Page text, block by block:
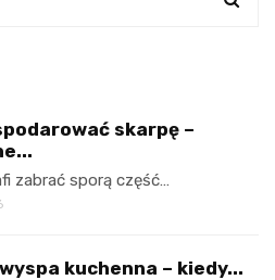
skarpę –
zabrać sporą część…
kuchenna – kiedy...